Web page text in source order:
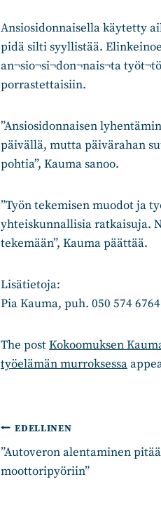
Ansiosidonnaisella käytetty
pidä silti syyllistää.
an¬sio¬si¬don¬nais¬ta
porrastettaisiin.
”Ansiosidonnaisen
päivällä, mutta päivärahan
pohtia”, Kauma sanoo.
”Työn tekemisen muodot ja
yhteiskunnallisia ratkaisuja.
tekemään”, Kauma päättää.
Lisätietoja:
Pia Kauma, puh. 050 574 6764
The postKokoomuksen
työelämän murroksessa
Artikkelien
selaus
EDELLINEN
”Autoveron alentaminen
moottoripyöriin”